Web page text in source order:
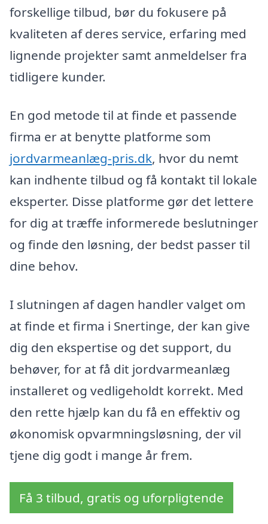
forskellige tilbud, bør du fokusere på
kvaliteten af deres service, erfaring med
lignende projekter samt anmeldelser fra
tidligere kunder.
En god metode til at finde et passende
firma er at benytte platforme som
jordvarmeanlæg-pris.dk, hvor du nemt
kan indhente tilbud og få kontakt til lokale
eksperter. Disse platforme gør det lettere
for dig at træffe informerede beslutninger
og finde den løsning, der bedst passer til
dine behov.
I slutningen af ​​dagen handler valget om
at finde et firma i Snertinge, der kan give
dig den ekspertise og det support, du
behøver, for at få dit jordvarmeanlæg
installeret og vedligeholdt korrekt. Med
den rette hjælp kan du få en effektiv og
økonomisk opvarmningsløsning, der vil
tjene dig godt i mange år frem.
Få 3 tilbud, gratis og uforpligtende